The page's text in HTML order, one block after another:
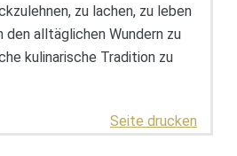
zu lachen, zu leben
den alltäglichen Wundern zu
kulinarische Tradition zu
Seite drucken